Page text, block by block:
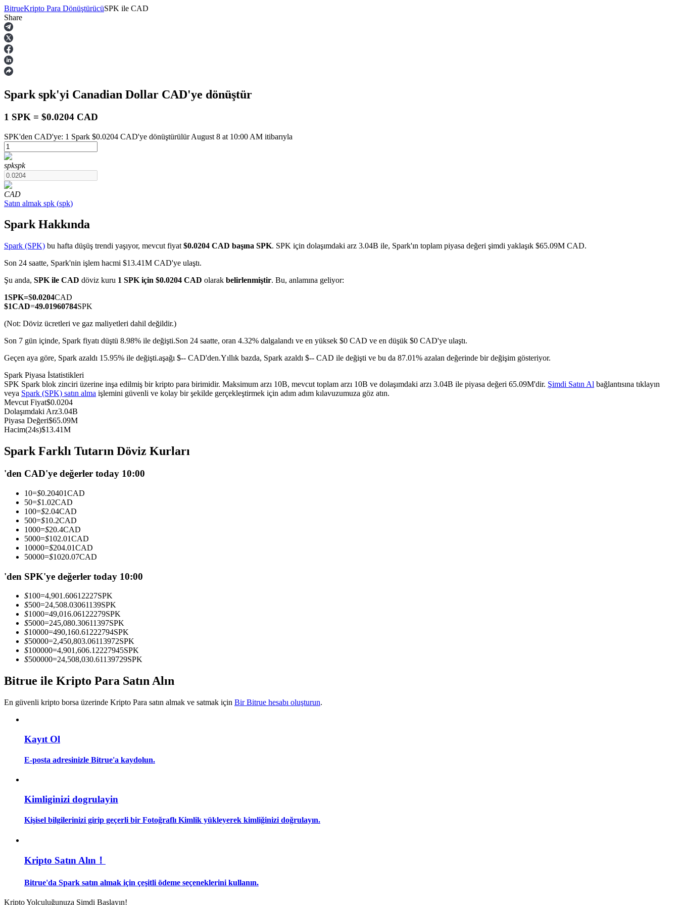
Vadeli İşlemler
USDT Vadeli İşlemleri
Teminat olarak USDT kullanan vadeli işlemler
TradFi
Hisse senetleri, döviz, değerli metaller ve emtia türevleri
USDC Vadeli İşlemleri
En iyi traderlarla güçlerinizi birleştirin
Kopya Tüccarı Olun
Kâr paylaşımı ve kopya ticaret komisyonlarının tadını çıkarın
Ticaret bilgileri vb. dahil olmak üzere büyük veri analizi.
BitrueKripto Para DönüştürücüSPK ile CAD
Share
Spark spk'yi Canadian Dollar CAD'ye dönüştür
1 SPK = $0.0204 CAD
SPK'den CAD'ye: 1 Spark $0.0204 CAD'ye dönüştürülür August 8 at 10:00 AM itibarıyla
spkspk
CAD
Satın almak spk (spk)
Spark Hakkında
Spark (SPK) bu hafta düşüş trendi yaşıyor, mevcut fiyat $0.0204 CAD başına SPK. SPK için dolaşımdaki arz 3.04B ile, Spark'ın toplam piyasa değeri şimdi yaklaşık $65.09M CAD.
Son 24 saatte, Spark'nin işlem hacmi $13.41M CAD'ye ulaştı.
Şu anda, SPK ile CAD döviz kuru 1 SPK için $0.0204 CAD olarak belirlenmiştir. Bu, anlamına geliyor:
1SPK=$0.0204CAD
$1CAD=49.01960784SPK
(Not: Döviz ücretleri ve gaz maliyetleri dahil değildir.)
Son 7 gün içinde, Spark fiyatı düştü 8.98% ile değişti.Son 24 saatte, oran 4.32% dalgalandı ve en yüksek $0 CAD ve en düşük $0 CAD'ye ulaştı.
Geçen aya göre, Spark azaldı 15.95% ile değişti.aşağı $-- CAD'den.Yıllık bazda, Spark azaldı $-- CAD ile değişti ve bu da 87.01% azalan değerinde bir değişim gösteriyor.
Spark Piyasa İstatistikleri
SPK Spark blok zinciri üzerine inşa edilmiş bir kripto para birimidir. Maksimum arzı 10B, mevcut toplam arzı 10B ve dolaşımdaki arzı 3.04B ile piyasa değeri 65.09M'dir. Şimdi Satın Al bağlantısına tıklayın
veya Spark (SPK) satın alma işlemini güvenli ve kolay bir şekilde gerçekleştirmek için adım adım kılavuzumuza göz atın.
Mevcut Fiyat$0.0204
Dolaşımdaki Arz3.04B
Piyasa Değeri$65.09M
Hacim(24s)$13.41M
Spark Farklı Tutarın Döviz Kurları
'den CAD'ye değerler today 10:00
10=$0.20401CAD
50=$1.02CAD
100=$2.04CAD
500=$10.2CAD
1000=$20.4CAD
5000=$102.01CAD
10000=$204.01CAD
50000=$1020.07CAD
'den SPK'ye değerler today 10:00
$100=4,901.60612227SPK
$500=24,508.03061139SPK
$1000=49,016.06122279SPK
$5000=245,080.30611397SPK
$10000=490,160.61222794SPK
$50000=2,450,803.06113972SPK
$100000=4,901,606.12227945SPK
$500000=24,508,030.61139729SPK
Bitrue ile Kripto Para Satın Alın
En güvenli kripto borsa üzerinde Kripto Para satın almak ve satmak için Bir Bitrue hesabı oluşturun.
Kayıt Ol
E-posta adresinizle Bitrue'a kaydolun.
Kimliginizi dogrulayin
Kişisel bilgilerinizi girip geçerli bir Fotoğraflı Kimlik yükleyerek kimliğinizi doğrulayın.
Kripto Satın Alın！
Bitrue'da Spark satın almak için çeşitli ödeme seçeneklerini kullanın.
Kripto Yolculuğunuza Şimdi Başlayın!